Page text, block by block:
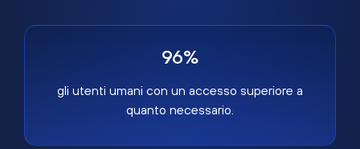
96%
gli utenti umani con un accesso superiore a
quanto necessario.